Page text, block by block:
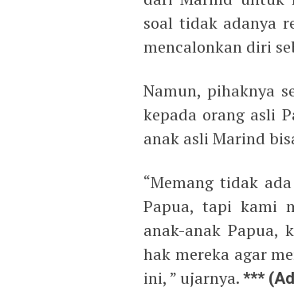
soal tidak adanya
mencalonkan diri
Namun, pihaknya
kepada orang asli
anak asli Marind
“Memang tidak
Papua, tapi kami
anak-anak Papua,
hak mereka agar
ini, ” ujarnya.***